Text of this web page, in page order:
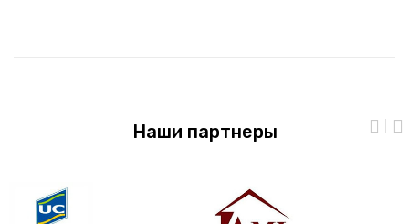
Наши партнеры